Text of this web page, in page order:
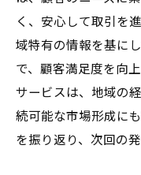
く、安心して取引を
域特有の情報を基に
で、顧客満足度を向
サービスは、地域の
続可能な市場形成に
を振り返り、次回の